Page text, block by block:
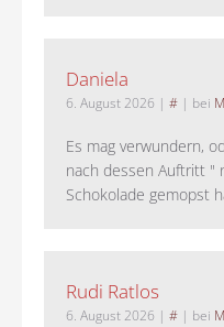
Daniela
6. August 2026 | # | bei
Es mag verwundern,
nach dessen Auftritt "
Schokolade gemopst
Rudi Ratlos
6. August 2026 | # | bei